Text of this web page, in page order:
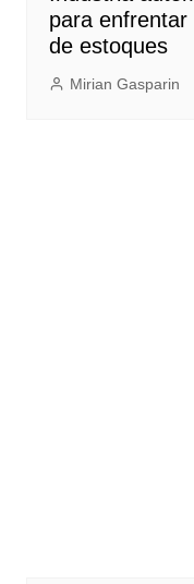
para
de estoques
Mirian Gasparin